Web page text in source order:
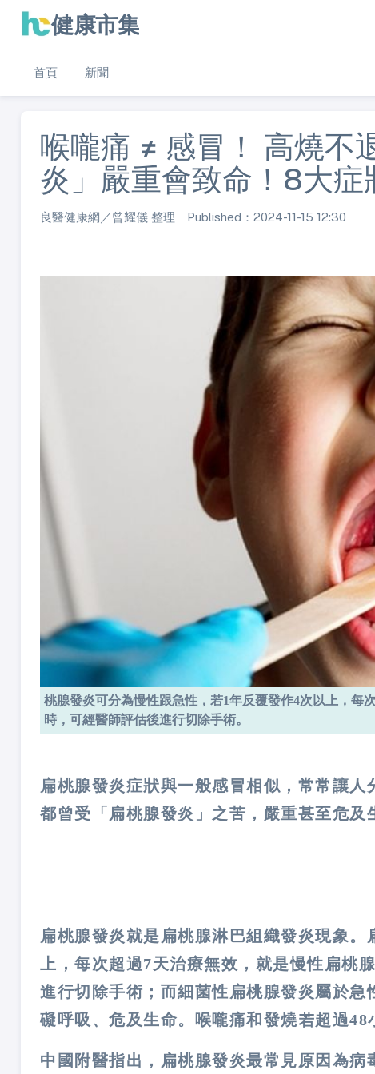
健康市集
首頁 新聞
喉嚨痛 ≠ 感冒！ 高燒不
炎」嚴重會致命！8大
良醫健康網／曾耀儀 整理 Published：2024-11-15 12:30
桃腺發炎可分為慢性跟急性，若1年反覆發作4次以上，每
時，可經醫師評估後進行切除手術。
扁桃腺發炎症狀與一般感冒相似，常常讓
都曾受「扁桃腺發炎」之苦，嚴重甚至危及
扁桃腺發炎就是扁桃腺淋巴組織發炎現象
上，每次超過7天治療無效，就是慢性扁桃
進行切除手術；而細菌性扁桃腺發炎屬於
礙呼吸、危及生命。喉嚨痛和發燒若超過48
中國附醫指出，扁桃腺發炎最常見原因為